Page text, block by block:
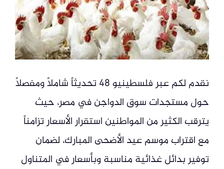
نقدم لكم عبر فلسطينيو 48 تحديثاً شاملاً ومفصلاً
حول مستجدات سوق الدواجن في مصر، حيث
يترقب الكثير من المواطنين استقرار الأسعار تزامناً
مع اقتراب موسم عيد الأضحى المبارك، لضمان
توفير بدائل غذائية مناسبة وبأسعار في المتناول